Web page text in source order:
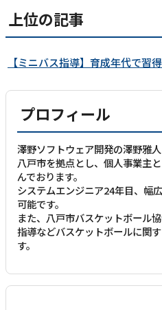
上位の記事
【ミニバス指導】育成年代で習
プロフィール
澤野ソフトウェア開発の澤野雅人
八戸市を拠点とし、個人事業主
んでおります。
システムエンジニア24年目、幅
可能です。
また、八戸市バスケットボール
指導などバスケットボールに関
す。